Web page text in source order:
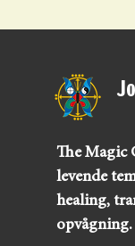
The Magic
levende
healing,
opvågning.